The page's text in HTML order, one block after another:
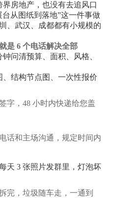
房地产，也没有去追风口
从图纸到落地”这一件事做
、武汉、成都都有小规模的
是 6 个电话解决全部
问清预算、面积、风格、
结构节点图、一次性报价
字，48 小时内快递给您盖
话和主场沟通，规定时间内
天 3 张照片发群里，灯泡坏
完，垃圾随车走，一通到